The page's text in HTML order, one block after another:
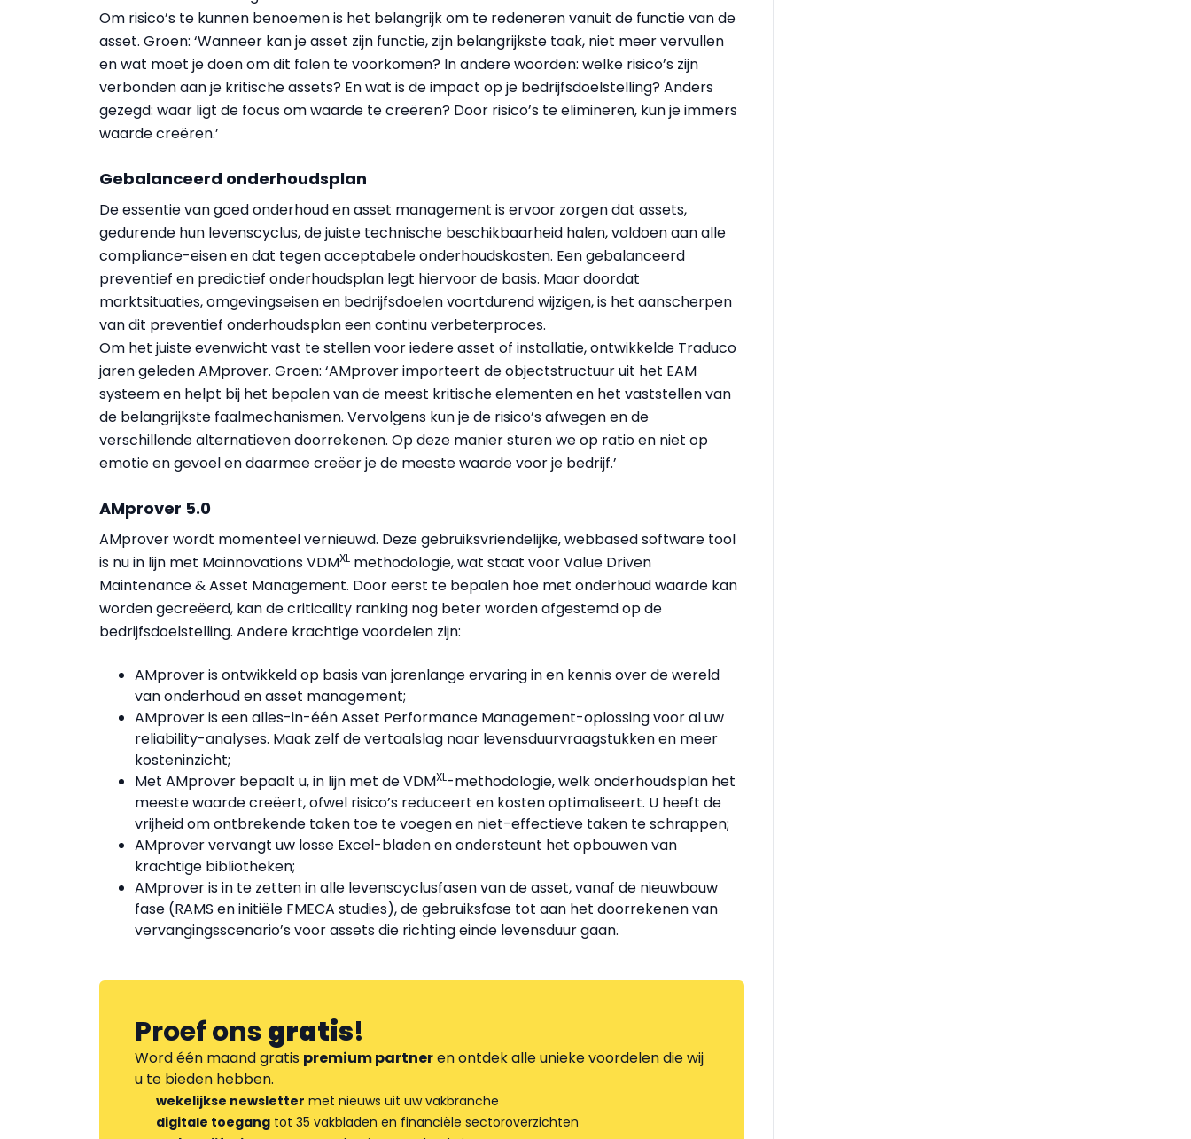
Om risico’s te kunnen benoemen is het belangrijk om te redeneren vanuit de functie van de
asset. Groen: ‘Wanneer kan je asset zijn functie, zijn belangrijkste taak, niet meer vervullen
en wat moet je doen om dit falen te voorkomen? In andere woorden: welke risico’s zijn
verbonden aan je kritische assets? En wat is de impact op je bedrijfsdoelstelling? Anders
gezegd: waar ligt de focus om waarde te creëren? Door risico’s te elimineren, kun je immers
waarde creëren.’
Gebalanceerd onderhoudsplan
De essentie van goed onderhoud en asset management is ervoor zorgen dat assets,
gedurende hun levenscyclus, de juiste technische beschikbaarheid halen, voldoen aan alle
compliance-eisen en dat tegen acceptabele onderhoudskosten. Een gebalanceerd
preventief en predictief onderhoudsplan legt hiervoor de basis. Maar doordat
marktsituaties, omgevingseisen en bedrijfsdoelen voortdurend wijzigen, is het aanscherpen
van dit preventief onderhoudsplan een continu verbeterproces.
Om het juiste evenwicht vast te stellen voor iedere asset of installatie, ontwikkelde Traduco
jaren geleden AMprover. Groen: ‘AMprover importeert de objectstructuur uit het EAM
systeem en helpt bij het bepalen van de meest kritische elementen en het vaststellen van
de belangrijkste faalmechanismen. Vervolgens kun je de risico’s afwegen en de
verschillende alternatieven doorrekenen. Op deze manier sturen we op ratio en niet op
emotie en gevoel en daarmee creëer je de meeste waarde voor je bedrijf.’
AMprover 5.0
AMprover wordt momenteel vernieuwd. Deze gebruiksvriendelijke, webbased software tool
is nu in lijn met Mainnovations VDMXL methodologie, wat staat voor Value Driven
Maintenance & Asset Management. Door eerst te bepalen hoe met onderhoud waarde kan
worden gecreëerd, kan de criticality ranking nog beter worden afgestemd op de
bedrijfsdoelstelling. Andere krachtige voordelen zijn:
AMprover is ontwikkeld op basis van jarenlange ervaring in en kennis over de wereld
van onderhoud en asset management;
AMprover is een alles-in-één Asset Performance Management-oplossing voor al uw
reliability-analyses. Maak zelf de vertaalslag naar levensduurvraagstukken en meer
kosteninzicht;
Met AMprover bepaalt u, in lijn met de VDMXL-methodologie, welk onderhoudsplan het
meeste waarde creëert, ofwel risico’s reduceert en kosten optimaliseert. U heeft de
vrijheid om ontbrekende taken toe te voegen en niet-effectieve taken te schrappen;
AMprover vervangt uw losse Excel-bladen en ondersteunt het opbouwen van
krachtige bibliotheken;
AMprover is in te zetten in alle levenscyclusfasen van de asset, vanaf de nieuwbouw
fase (RAMS en initiële FMECA studies), de gebruiksfase tot aan het doorrekenen van
vervangingsscenario’s voor assets die richting einde levensduur gaan.
Proef onsgratis!
Word één maand gratis premium partneren ontdek alle unieke voordelen die wij
u te bieden hebben.
wekelijkse newsletter met nieuws uit uw vakbranche
digitale toegang tot 35 vakbladen en financiële sectoroverzichten